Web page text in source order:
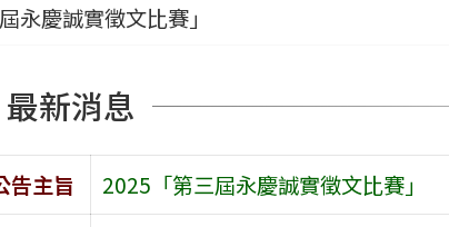
永慶誠實徵文比賽」
最新消息
告主旨
2025「第三屆永慶誠實徵文比賽」